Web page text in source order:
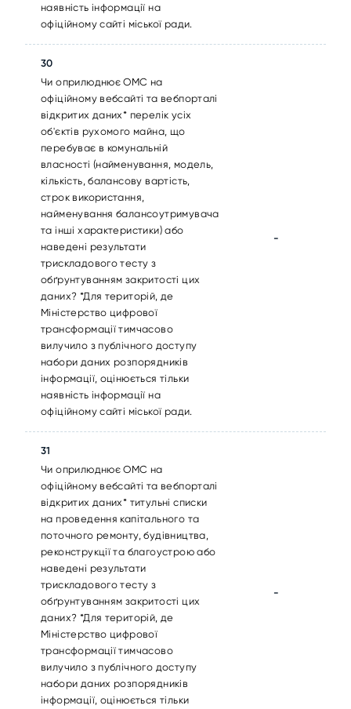
наявність інформації на
офіційному сайті міської ради.
30
Чи оприлюднює ОМС на
офіційному вебсайті та вебпорталі
відкритих даних* перелік усіх
об'єктів рухомого майна, що
перебуває в комунальній
власності (найменування, модель,
кількість, балансову вартість,
строк використання,
найменування балансоутримувача
та інші характеристики) або
наведені результати
трискладового тесту з
обґрунтуванням закритості цих
даних? *Для територій, де
Міністерство цифрової
трансформації тимчасово
вилучило з публічного доступу
набори даних розпорядників
інформації, оцінюється тільки
наявність інформації на
офіційному сайті міської ради.
-
31
Чи оприлюднює ОМС на
офіційному вебсайті та вебпорталі
відкритих даних* титульні списки
на проведення капітального та
поточного ремонту, будівництва,
реконструкції та благоустрою або
наведені результати
трискладового тесту з
обґрунтуванням закритості цих
даних? *Для територій, де
Міністерство цифрової
трансформації тимчасово
вилучило з публічного доступу
набори даних розпорядників
інформації, оцінюється тільки
-